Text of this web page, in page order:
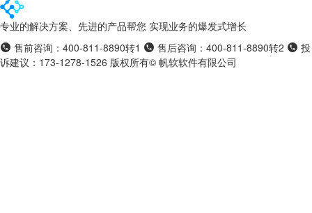
专业的解决方案、先进的产品帮您 实现业务的爆发式增长
售前咨询：400-811-8890转1
售后咨询：400-811-8890转2
投
诉建议：173-1278-1526 版权所有© 帆软软件有限公司